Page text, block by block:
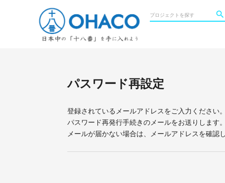
パスワード再設定
登録されているメールアドレスをご入力ください。
パスワード再発行手続きのメールをお送りします。
メールが届かない場合は、メールアドレスを確認